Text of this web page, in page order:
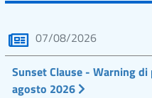
07/08/2026
Sunset Clause - Warning
agosto 2026